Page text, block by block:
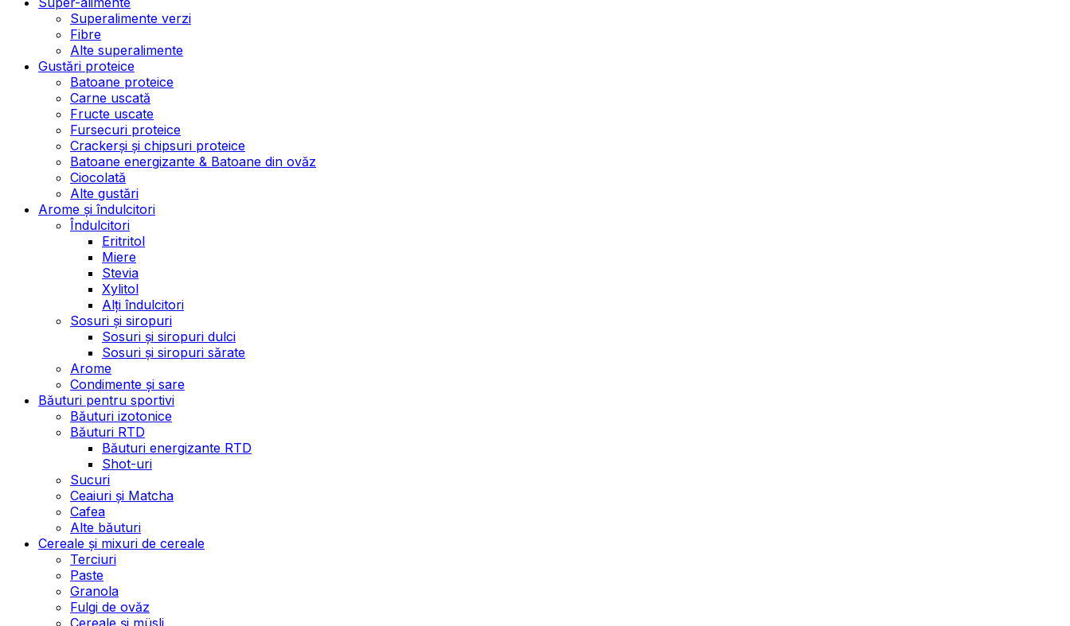
Superalimente verzi
Fibre
Alte superalimente
Gustări proteice
Batoane proteice
Carne uscată
Fructe uscate
Fursecuri proteice
Crackerși și chipsuri proteice
Batoane energizante & Batoane din ovăz
Ciocolată
Alte gustări
Arome și îndulcitori
Îndulcitori
Eritritol
Miere
Stevia
Xylitol
Alți îndulcitori
Sosuri și siropuri
Sosuri și siropuri dulci
Sosuri și siropuri sărate
Arome
Condimente și sare
Băuturi pentru sportivi
Băuturi izotonice
Băuturi RTD
Băuturi energizante RTD
Shot-uri
Sucuri
Ceaiuri și Matcha
Cafea
Alte băuturi
Cereale și mixuri de cereale
Terciuri
Paste
Granola
Fulgi de ovăz
Cereale și müsli